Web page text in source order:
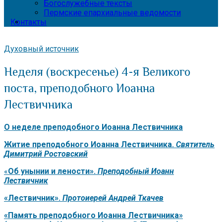
Богослужебные тексты
Пермские епархиальные ведомости
Контакты
Духовный источник
Неделя (воскресенье) 4-я Великого
поста, преподобного Иоанна
Лествичника
О неделе преподобного Иоанна Лествичника
Житие преподобного Иоанна Лествичника. Святитель
Димитрий Ростовский
«Об унынии и лености». Преподобный Иоанн
Лествичник
«Лествичник». Протоиерей Андрей Ткачев
«Память преподобного Иоанна Лествичника»